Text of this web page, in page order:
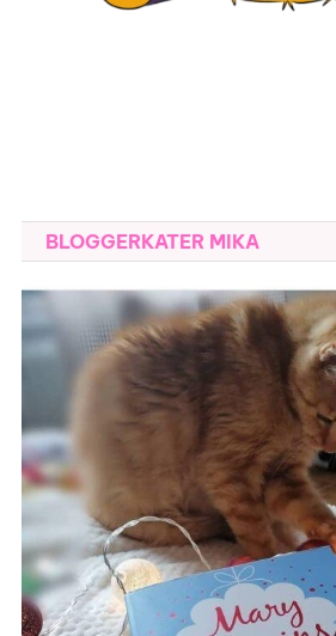
BLOGGERKATER MIKA